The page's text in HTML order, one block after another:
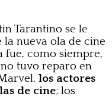
Tarantino se le
la nueva ola de cine
fue, como siempre,
tuvo reparo en
los actores
de cine; los